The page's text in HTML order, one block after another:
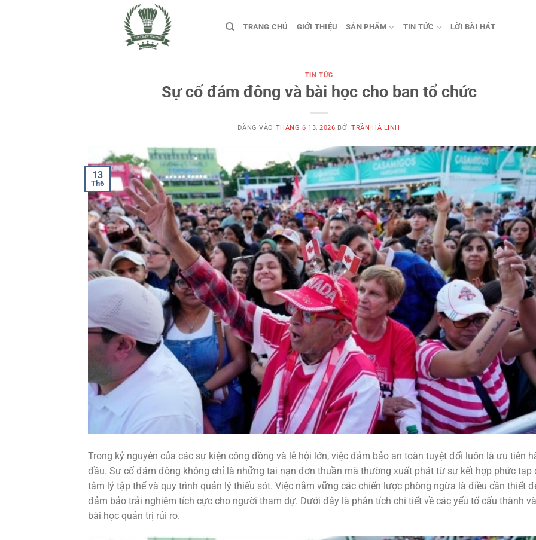
TRANG CHỦ GIỚI THIỆU SẢN PHẨM TIN TỨC LỜI BÀI HÁT
TIN TỨC
Sự cố đám đông và bài học cho ban tổ chức
ĐĂNG VÀO THÁNG 6 13, 2026 BỞITRẦN HÀ LINH
13
Th6
Trong kỷ nguyên của các sự kiện cộng đồng và lễ hội lớn, việc đảm bảo an toàn tuyệt đối luôn là ưu tiên
đầu. Sự cố đám đông không chỉ là những tai nạn đơn thuần mà thường xuất phát từ sự kết hợp phức tạp
tâm lý tập thể và quy trình quản lý thiếu sót. Việc nắm vững các chiến lược phòng ngừa là điều cần thiết
đảm bảo trải nghiệm tích cực cho người tham dự. Dưới đây là phân tích chi tiết về các yếu tố cấu thành và
bài học quản trị rủi ro.